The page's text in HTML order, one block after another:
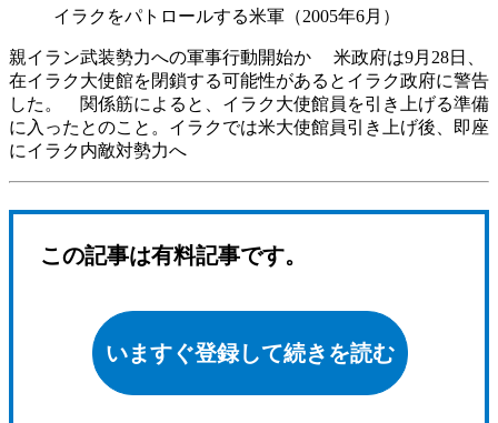
イラクをパトロールする米軍（2005年6月）
親イラン武装勢力への軍事行動開始か 米政府は9月28日、
在イラク大使館を閉鎖する可能性があるとイラク政府に警告
した。 関係筋によると、イラク大使館員を引き上げる準備
に入ったとのこと。イラクでは米大使館員引き上げ後、即座
にイラク内敵対勢力へ
この記事は有料記事です。
いますぐ登録して続きを読む